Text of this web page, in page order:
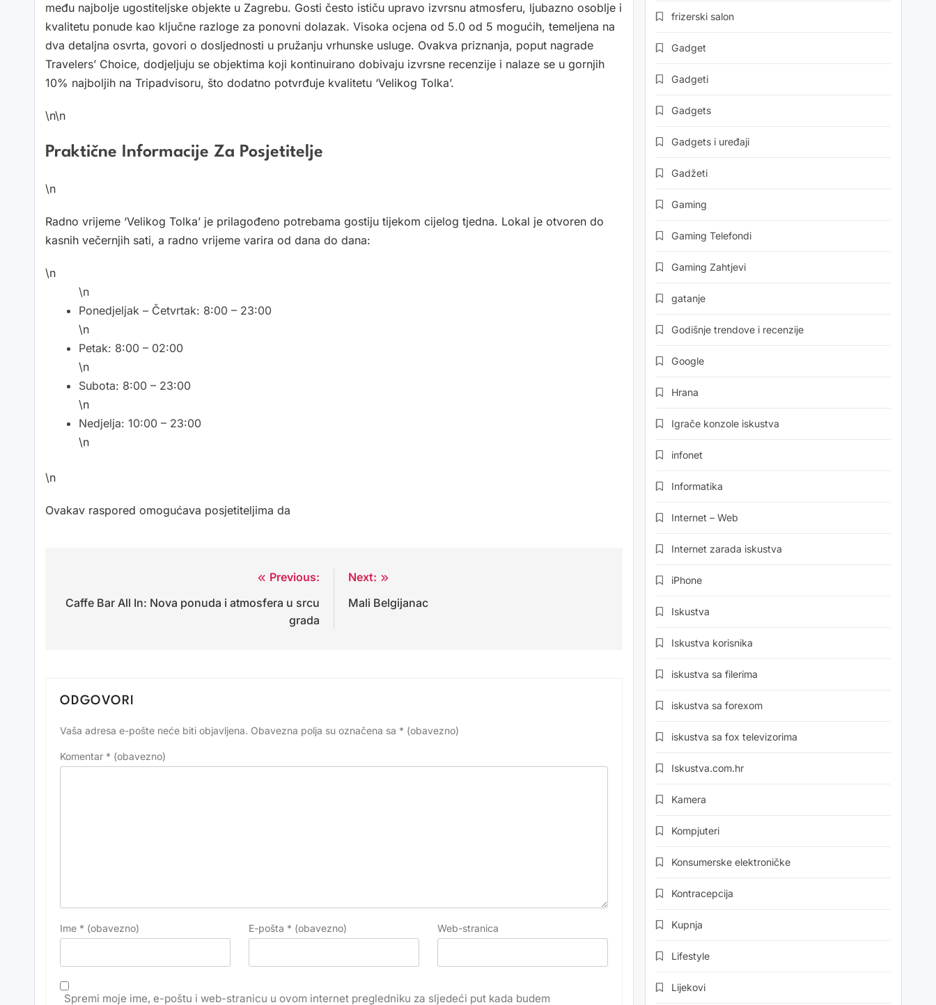
među najbolje ugostiteljske objekte u Zagrebu. Gosti često ističu upravo izvrsnu atmosferu, ljubazno osoblje i
kvalitetu ponude kao ključne razloge za ponovni dolazak. Visoka ocjena od 5.0 od 5 mogućih, temeljena na
dva detaljna osvrta, govori o dosljednosti u pružanju vrhunske usluge. Ovakva priznanja, poput nagrade
Travelers’ Choice, dodjeljuju se objektima koji kontinuirano dobivaju izvrsne recenzije i nalaze se u gornjih
10% najboljih na Tripadvisoru, što dodatno potvrđuje kvalitetu ‘Velikog Tolka’.
\n\n
Praktične Informacije Za Posjetitelje
\n
Radno vrijeme ‘Velikog Tolka’ je prilagođeno potrebama gostiju tijekom cijelog tjedna. Lokal je otvoren do
kasnih večernjih sati, a radno vrijeme varira od dana do dana:
\n
\n
Ponedjeljak – Četvrtak: 8:00 – 23:00
\n
Petak: 8:00 – 02:00
\n
Subota: 8:00 – 23:00
\n
Nedjelja: 10:00 – 23:00
\n
\n
Ovakav raspored omogućava posjetiteljima da
objava
Previous:
Caffe Bar All In: Nova ponuda i atmosfera u srcu
grada
Next:
Mali Belgijanac
ODGOVORI
Vaša adresa e-pošte neće biti objavljena. Obavezna polja su označena sa * (obavezno)
Komentar * (obavezno)
Ime * (obavezno) E-pošta * (obavezno) Web-stranica
Spremi moje ime, e-poštu i web-stranicu u ovom internet pregledniku za sljedeći put kada budem
Alternative:
frizerski salon
Gadget
Gadgeti
Gadgets
Gadgets i uređaji
Gadžeti
Gaming
Gaming Telefondi
Gaming Zahtjevi
gatanje
Godišnje trendove i recenzije
Google
Hrana
Igrače konzole iskustva
infonet
Informatika
Internet – Web
Internet zarada iskustva
iPhone
Iskustva
Iskustva korisnika
iskustva sa filerima
iskustva sa forexom
iskustva sa fox televizorima
Iskustva.com.hr
Kamera
Kompjuteri
Konsumerske elektroničke
Kontracepcija
Kupnja
Lifestyle
Lijekovi